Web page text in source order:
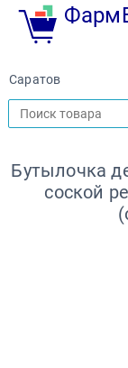
Саратов
Бутылочка
соской